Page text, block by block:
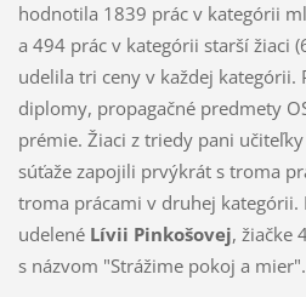
hodnotila 1839 prác v kategórii
a 494 prác v kategórii starší žiaci
udelila tri ceny v každej
diplomy, propagačné predmety
prémie. Žiaci z triedy pani
súťaže zapojili prvýkrát s troma
troma prácami v druhej kategórii.
udelené Lívii Pinkošovej, žiačke
s názvom "Strážime pokoj a mier".